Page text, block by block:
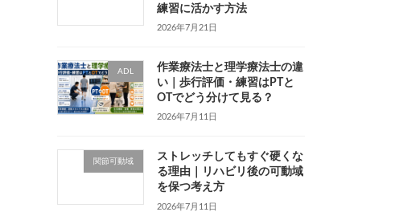
練習に活かす方法
2026年7月21日
ADL
作業療法士と理学療法士の違
い｜歩行評価・練習はPTと
OTでどう分けて見る？
2026年7月11日
関節可動域
ストレッチしてもすぐ硬くな
る理由｜リハビリ後の可動域
を保つ考え方
2026年7月11日